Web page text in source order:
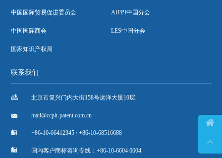
中国国际贸易促进委员会 AIPPI中国分会
中国国际商会 LES中国分会
国家知识产权局
联系我们
 北京市复兴门内大街158号远洋大厦10层
 mail@ccpit-patent.com.cn
 +86-10-66412345 / +86-10-68516688
 国内客户商标咨询专线：+86-10-6604 6604

